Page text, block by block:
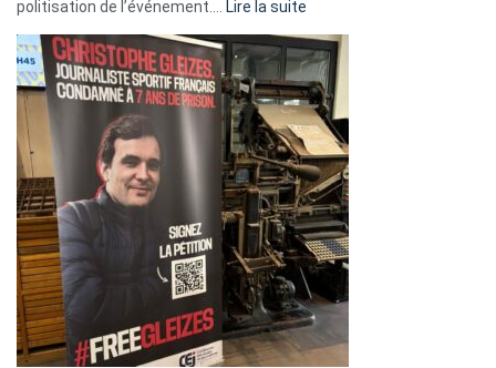
politisation de l’événement.… Lire la suite
Eurovision
2026
:
Pays-
Bas,
Espagne,
Irlande
et
Slovénie
rejettent
la
présence
d’Israël